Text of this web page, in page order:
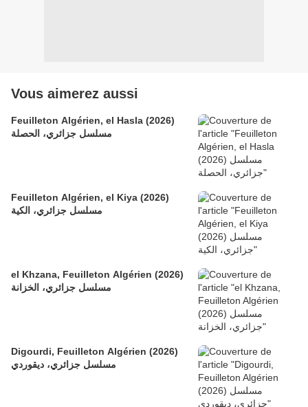
Vous aimerez aussi
Feuilleton Algérien, el Hasla (2026)
مسلسل جزائري، الحصلة
Feuilleton Algérien, el Kiya (2026)
مسلسل جزائري، الكية
el Khzana, Feuilleton Algérien (2026)
مسلسل جزائري، الخزانة
Digourdi, Feuilleton Algérien (2026)
مسلسل جزائري، ديقوردي